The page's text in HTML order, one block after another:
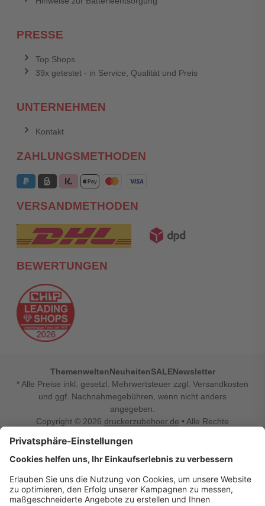
PRESSE
Top Shops
39x getestet - in Service, Qualität und Preis
UNTERNEHMEN
Kontakt
ZAHLUNGSMETHODEN
VERSANDMETHODEN
BEWERTUNGEN
ThemenweltenNeuheitenSALENewsletter
* Alle Preise inkl. gesetzl. Mehrwertsteuer zzgl. Versandkosten
und ggf. Nachnahmegebühren, wenn nicht anders
angegeben.
Copyright © 2026 druckerzubehoer.de • Alle Rechte
Vertrag widerrufen
Druckerzubehoer.de – preiswerte Qualität für Ihr Office
Sie sind auf der Suche nach dem passenden Druckerzubehör
oder Zubehör für das Büro, den Computer oder Ihr
Smartphone? Dann sind Sie bei Druckerzubehoer.de genau